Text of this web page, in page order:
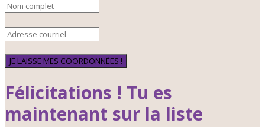
JE LAISSE MES COORDONNÉES !
Félicitations ! Tu es
maintenant sur la liste